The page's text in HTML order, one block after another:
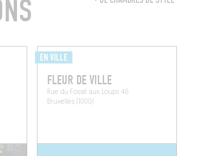
EN VILLE
FLEUR DE VILLE
Rue du Fossé aux Loups 46
Bruxelles (1000)